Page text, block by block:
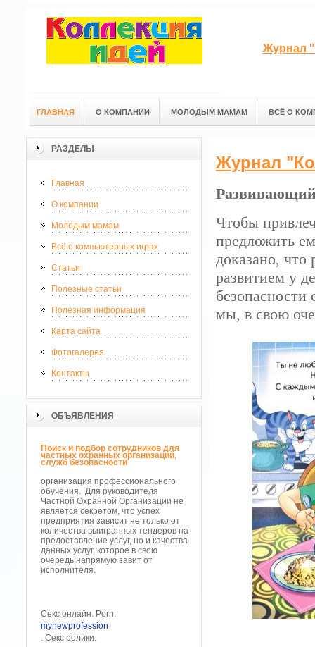
Журнал
ГЛАВНАЯ О КОМПАНИИ МОЛОДЫМ МАМАМ ВСЁ О
РАЗДЕЛЫ
Главная
О компании
Молодым мамам
Всё о компьютерных играх
Статьи
Полезные статьи
Полезная информация
Карта сайта
Фотогалерея
Контакты
ОБЪЯВЛЕНИЯ
Поиск и подбор сотрудников для
частных охранных организаций,
служб безопасности
организация профессионального
обучения. ­­­­ Для руководителя
Частной Охранной Организации не
является секретом, что успех
предприятия зависит не только от
количества выигранных тендеров на
предоставление услуг, но и качества
данных услуг, которое в свою
очередь напрямую завит от
исполнителя.
Секс онлайн. Porn:
mynewprofession
. Секс ролики.
Журнал
Развивающий
Чтобы
предложить
доказано, что
развитием у
мы, в свою